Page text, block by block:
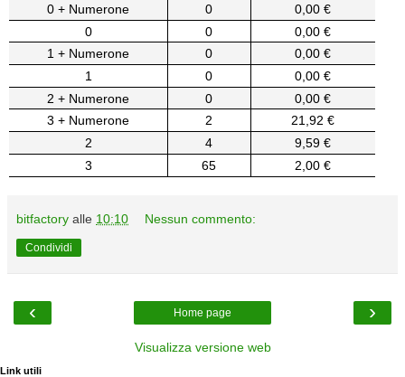
0 + Numerone
0
0,00 €
0
0
0,00 €
1 + Numerone
0
0,00 €
1
0
0,00 €
2 + Numerone
0
0,00 €
3 + Numerone
2
21,92 €
2
4
9,59 €
3
65 2,00 €
bitfactory alle 10:10 Nessun commento:
Condividi
‹ ›
Home page
Visualizza versione web
Link utili